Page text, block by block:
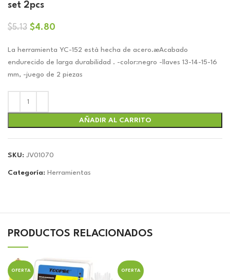
set 2pcs
$5.13 El
original
era:
$5.13.
$4.80
actual
es:
$4.80.
La herramienta YC-152 està hecha de acero.æAcabado
endurecido de larga durabilidad . -color:negro -llaves 13-14-15-16
mm, -juego de 2 piezas
AÑADIR AL CARRITO
SKU: JV01070
Categoría: Herramientas
PRODUCTOS RELACIONADOS
OFERTA OFERTA